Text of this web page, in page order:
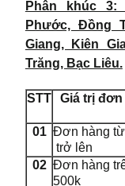
Phân khúc 3:
Phước, Đồng
Giang, Kiên
Trăng, Bạc Liêu.
STT Giá trị đơn
01 Đơn hàng
trở lên
02 Đơn hàng
500k